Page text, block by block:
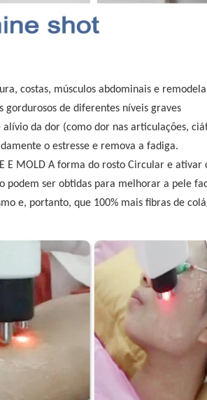
costas, músculos abdominais e
de diferentes níveis graves
alívio da dor (como dor nas articulações,
o estresse e remova a fadiga.
E MOLD A forma do rosto Circular e
podem ser obtidas para melhorar a pele
e, portanto, que 100% mais fibras de